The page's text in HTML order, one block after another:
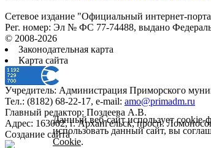
Сетевое издание "Официальный интернет-
Рег. номер: Эл № ФС 77-74488, выдано
© 2008-2026
Законодательная карта
Карта сайта
Учредитель: Администрация Приморского
Тел.: (8182) 68-22-17, e-mail: amo@primadm.ru
Главный редактор: Поздеева А.В.
Адрес: 163002, г. Архангельск, просп.
Создание сайта
Данный веб-сайт использует cookie-
использовать данный сайт, вы
Cookie.